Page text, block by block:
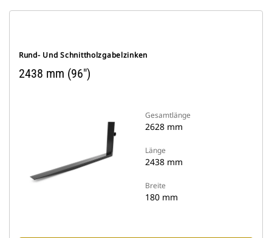
Rund- Und Schnittholzgabelzinken
2438 mm (96″)
Gesamtlänge
2628 mm
Länge
2438 mm
Breite
180 mm